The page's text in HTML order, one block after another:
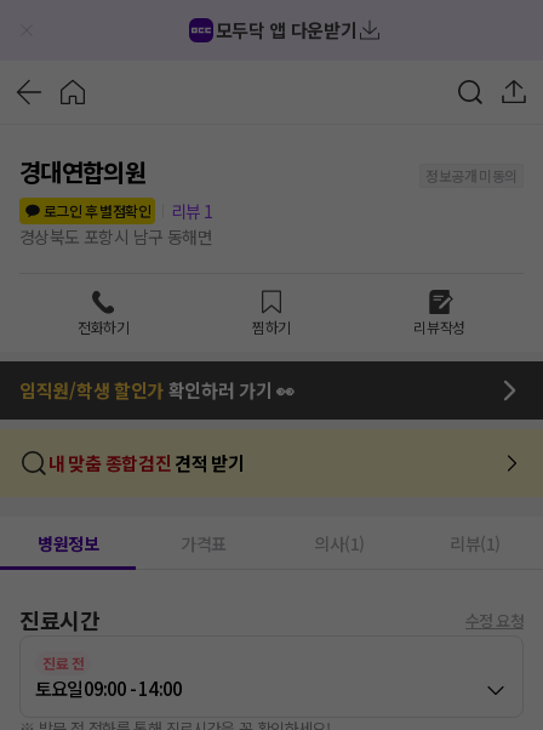
모두닥 앱 다운받기
경대연합의원
정보공개 미동의
로그인 후 별점확인
리뷰 1
경상북도 포항시 남구 동해면
전화하기 찜하기 리뷰작성
임직원/학생 할인가확인하러 가기 👀
내 맞춤 종합검진 견적 받기
병원정보 가격표 의사(1) 리뷰(1)
진료시간 수정 요청
진료 전
토요일09:00 - 14:00